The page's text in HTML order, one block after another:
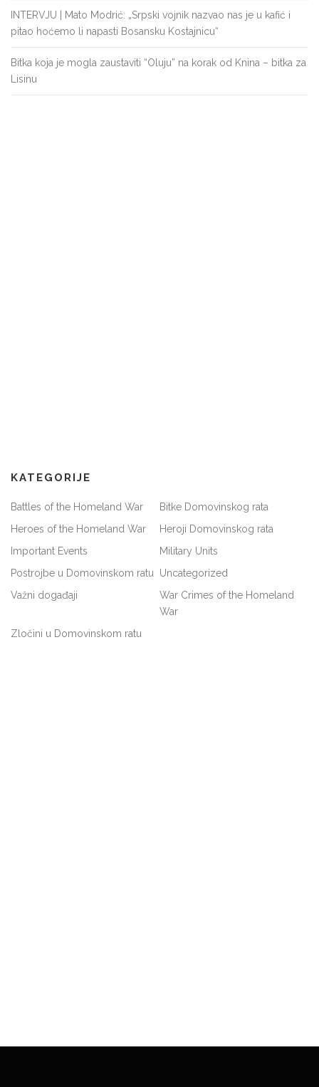
INTERVJU | Mato Modrić: „Srpski vojnik nazvao nas je u kafić i
pitao hoćemo li napasti Bosansku Kostajnicu“
Bitka koja je mogla zaustaviti “Oluju” na korak od Knina – bitka za
Lisinu
KATEGORIJE
Battles of the Homeland War
Bitke Domovinskog rata
Heroes of the Homeland War
Heroji Domovinskog rata
Important Events
Military Units
Postrojbe u Domovinskom ratu
Uncategorized
Važni događaji
War Crimes of the Homeland
War
Zločini u Domovinskom ratu